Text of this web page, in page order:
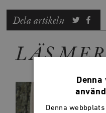
Dela artikeln
LÄS MER
Denna